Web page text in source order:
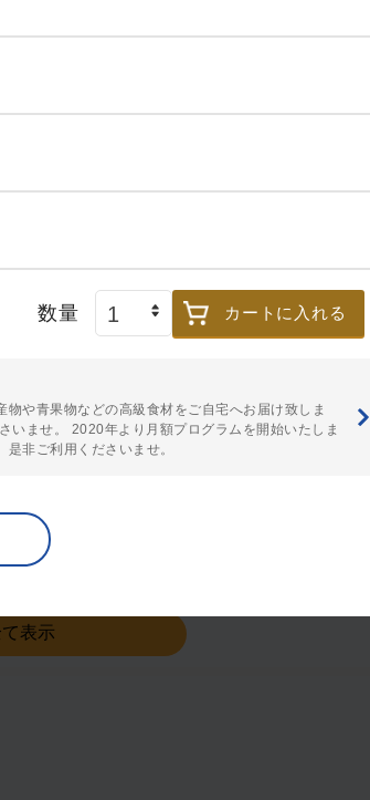
鹿児島産鰻蒲
料】
200g x 3【鹿児島産鰻蒲焼
表示
数量 カートに入れる
や青果物などの高級食材をご自宅へお届け致しま
いませ。 2020年より月額プログラムを開始いたしま
非ご利用くださいませ。